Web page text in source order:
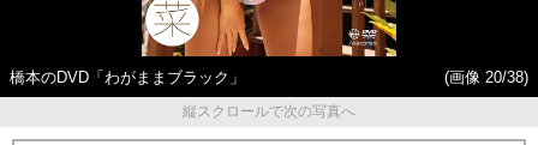
橋本のDVD「わがままブラック」
(画像 20/38)
縦スクロールで次の写真へ